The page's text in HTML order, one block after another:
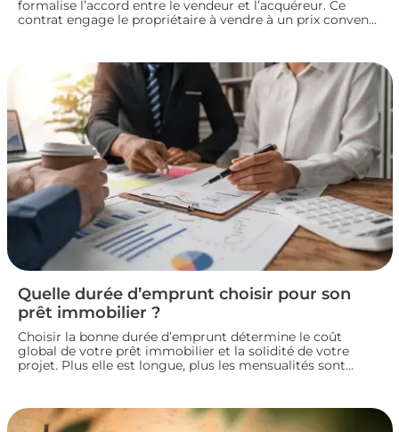
formalise l’accord entre le vendeur et l’acquéreur. Ce
contrat engage le propriétaire à vendre à un prix convenu
et droit de rétractation, analysons le fonctionnement réel
de cette étape clé d’une transaction immobilière.
Quelle durée d’emprunt choisir pour son
prêt immobilier ?
Choisir la bonne durée d’emprunt détermine le coût
global de votre prêt immobilier et la solidité de votre
projet. Plus elle est longue, plus les mensualités sont
confortables. Voici comment trouver la durée idéale pour
votre situation financière.